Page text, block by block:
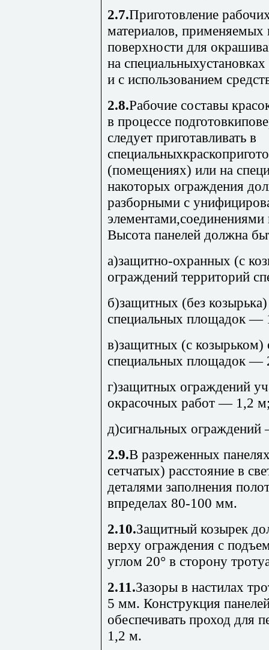
2.7.Приготовление
материалов, применяемых
поверхности для
на
и с использованием
2.8.Рабочие составы
в процессе
следует приготавливать в
(помещениях) или на
накоторых ограждения
разборными с
элементами,соединениями
Высота панелей должна
а)защитно-охранных (с
ограждений территорий
б)защитных (без
специальных площадок —
в)защитных (с козырьком)
специальных площадок —
г)защитных ограждений
окрасочных работ — 1,2
д)сигнальных
2.9.В разреженных
сетчатых) расстояние в
деталями заполнения
впределах 80-100 мм.
2.10.Защитный козырек
верху ограждения с
углом 20° в сторону
2.11.Зазоры в настилах
5 мм. Конструкция
обеспечивать проход для
1,2 м.